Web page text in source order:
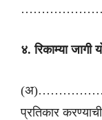
४. रिकाम्या जागी
(अ)……………………
प्रतिकार